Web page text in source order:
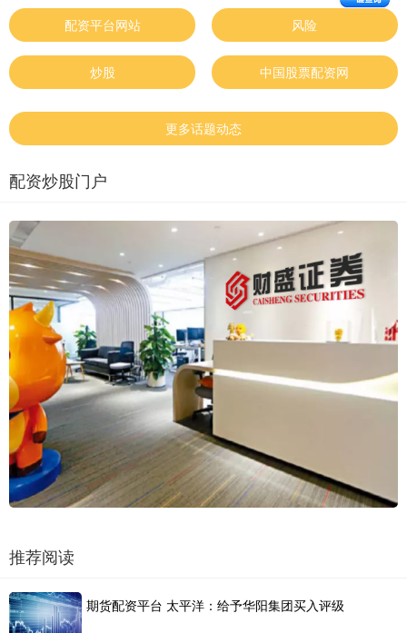
配资平台网站 风险
炒股 中国股票配资网
更多话题动态
配资炒股门户
推荐阅读
期货配资平台 太平洋：给予华阳集团买入评级